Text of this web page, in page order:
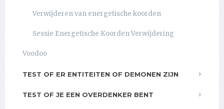
Verwijderen van energetische koorden
Sessie Energetische Koorden Verwijdering
Voodoo
TEST OF ER ENTITEITEN OF DEMONEN ZIJN
TEST OF JE EEN OVERDENKER BENT